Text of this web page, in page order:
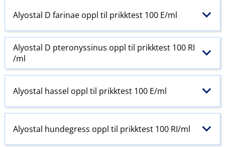
Alyostal D farinae oppl til prikktest 100 E​/​ml
Alyostal D pteronyssinus oppl til prikktest 100 RI​
/​ml
Alyostal hassel oppl til prikktest 100 E​/​ml
Alyostal hundegress oppl til prikktest 100 RI​/​ml